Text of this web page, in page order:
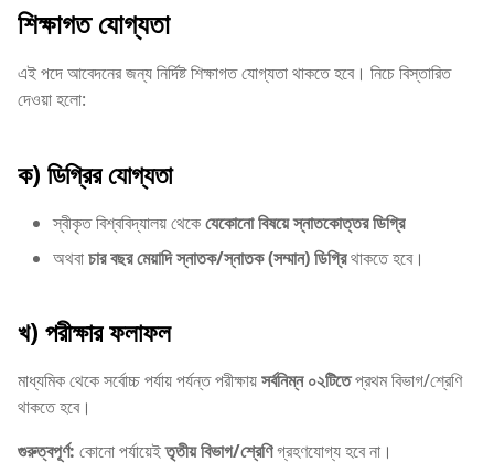
শিক্ষাগত যোগ্যতা
এই পদে আবেদনের জন্য নির্দিষ্ট শিক্ষাগত যোগ্যতা থাকতে হবে। নিচে বিস্তারিত
দেওয়া হলো:
ক) ডিগ্রির যোগ্যতা
স্বীকৃত বিশ্ববিদ্যালয় থেকেযেকোনো বিষয়ে স্নাতকোত্তর ডিগ্রি
অথবাচার বছর মেয়াদি স্নাতক/স্নাতক (সম্মান) ডিগ্রিথাকতে হবে।
খ) পরীক্ষার ফলাফল
মাধ্যমিক থেকে সর্বোচ্চ পর্যায় পর্যন্ত পরীক্ষায়সর্বনিম্ন ০২টিতেপ্রথম বিভাগ/শ্রেণি
থাকতে হবে।
গুরুত্বপূর্ণ: কোনো পর্যায়েইতৃতীয় বিভাগ/শ্রেণিগ্রহণযোগ্য হবে না।